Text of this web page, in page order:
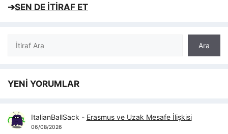
➔SEN DE İTİRAF ET
Ara
Ara
YENİ YORUMLAR
ItalianBallSack - Erasmus ve Uzak Mesafe İlişkisi
06/08/2026